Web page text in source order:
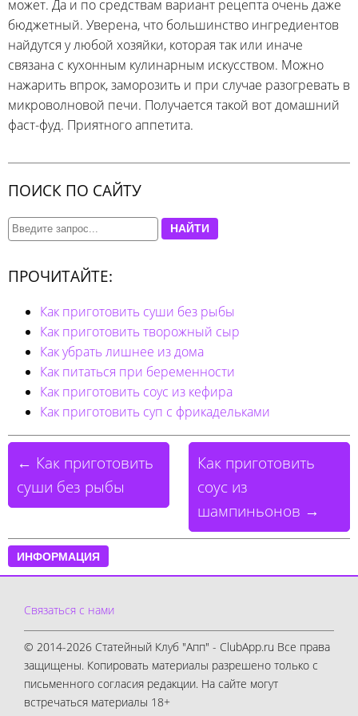
может. Да и по средствам вариант рецепта очень даже
бюджетный. Уверена, что большинство ингредиентов
найдутся у любой хозяйки, которая так или иначе
связана с кухонным кулинарным искусством. Можно
нажарить впрок, заморозить и при случае разогревать в
микроволновой печи. Получается такой вот домашний
фаст-фуд. Приятного аппетита.
ПОИСК ПО САЙТУ
НАЙТИ
ПРОЧИТАЙТЕ:
Как приготовить суши без рыбы
Как приготовить творожный сыр
Как убрать лишнее из дома
Как питаться при беременности
Как приготовить соус из кефира
Как приготовить суп с фрикадельками
← Как приготовить
суши без рыбы
Как приготовить
соус из
шампиньонов →
ИНФОРМАЦИЯ
Связаться с нами
© 2014-2026 Статейный Клуб "Апп" - ClubApp.ru Все права
защищены. Копировать материалы разрешено только с
письменного согласия редакции. На сайте могут
встречаться материалы 18+